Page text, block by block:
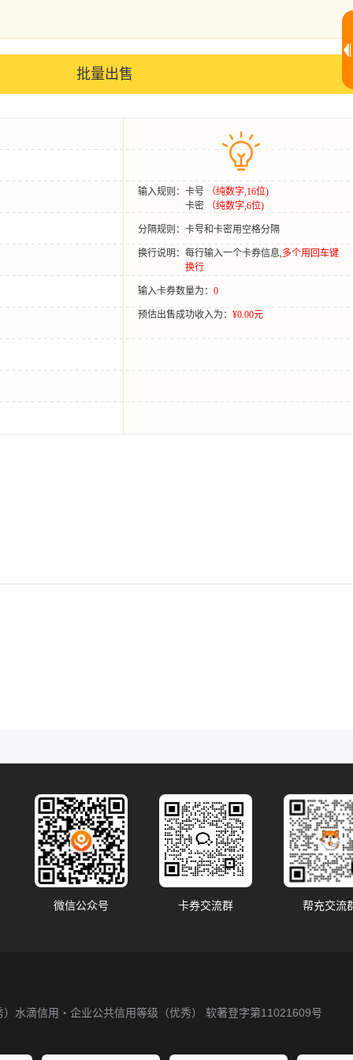
批量出售
输入规则： 卡号
（纯数字,16位)
卡密
（纯数字,6位)
分隔规则： 卡号和卡密用空格分隔
换行说明： 每行输入一个卡券信息,多个用回车键
换行
输入卡券数量为： 0
预估出售成功收入为： ¥0.00元
微信公众号 卡券交流群 帮充交流
水滴信用・企业公共信用等级（优秀）
软著登字第11021609号